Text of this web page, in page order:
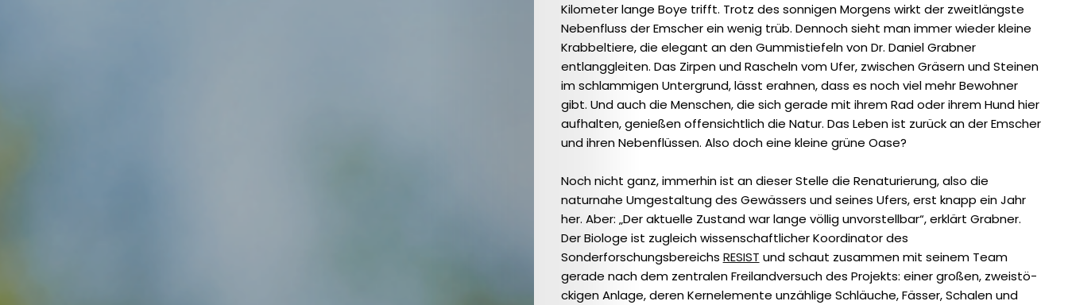
Kilometer lange Boye trifft. Trotz des sonnigen Morgens wirkt der zweitlängste
Nebenfluss der Emscher ein wenig trüb. Dennoch sieht man immer wieder kleine
Krabbeltiere, die elegant an den Gummistiefeln von Dr. Daniel Grabner
entlanggleiten. Das Zirpen und Rascheln vom Ufer, zwischen Gräsern und Steinen
im schlammigen Untergrund, lässt erahnen, dass es noch viel mehr Bewohner
gibt. Und auch die Menschen, die sich gerade mit ihrem Rad oder ihrem Hund hier
aufhalten, genießen offensichtlich die Natur. Das Leben ist zurück an der Emscher
und ihren Nebenflüs­sen. Also doch eine kleine grüne Oase?
Noch nicht ganz, immerhin ist an dieser Stelle die Renaturierung, also die
naturnahe Umgestaltung des Gewässers und seines Ufers, erst knapp ein Jahr
her. Aber: „Der aktuelle Zustand war lange völlig unvorstellbar“, erklärt Grabner.
Der Biologe ist zugleich wissenschaftlicher Koordinator des
Sonderforschungsbereichs RESIST und schaut zusammen mit seinem Team
gerade nach dem zentralen Freilandversuch des Projekts: einer großen, zweistö­
ckigen Anlage, deren Kernelemente unzählige Schläuche, Fässer, Schalen und